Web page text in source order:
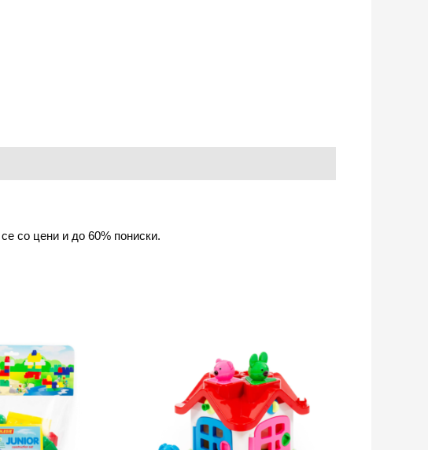
со цени и до 60% пониски.